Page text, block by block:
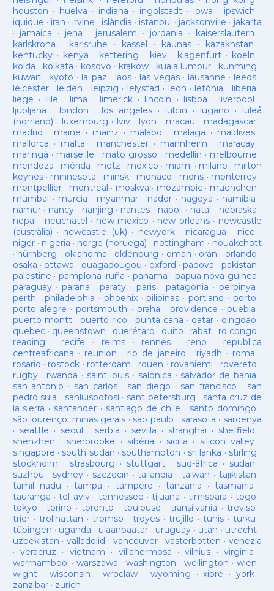
houston · huelva · indiana · ingolstadt· iowa · ipswich ·
iquique · iran · irvine · islàndia · istanbul · jacksonville · jakarta
· jamaica · jena · jerusalem · jordania · kaiserslautern ·
karlskrona · karlsruhe · kassel · kaunas· kazakhstan ·
kentucky· kenya · kettering · kiev· klagenfurt · koeln ·
kolda · kolkata · kosovo · krakow· kuala lumpur · kunming ·
kuwait· kyoto · la paz · laos· las vegas· lausanne · leeds ·
leicester· leiden · leipzig · lelystad · leon · letònia · liberia ·
liege · lille · lima · limerick· lincoln · lisboa · liverpool ·
ljubljana · london · los angeles· lublin · lugano · luleå
(norrland) · luxemburg · lviv · lyon · macau · madagascar·
madrid · maine · mainz · malabo · malaga · maldives·
mallorca · malta · manchester· mannheim · maracay·
maringá · marseille · mato grosso · medellín · melbourne ·
mendoza · mérida · metz · mexico · miami · milano · milton
keynes· minnesota · minsk · monaco · mons · monterrey ·
montpellier· montreal · moskva · mozambic· muenchen ·
mumbai · murcia · myanmar· nador · nagoya · namibia ·
namur· nancy · nanjing · nantes · napoli · natal · nebraska ·
nepal · neuchatel · new mexico · new orleans· newcastle
(austràlia) · newcastle (uk) · newyork· nicaragua · nice ·
niger· nigeria · norge (noruega) · nottingham · nouakchott
· nürnberg · oklahoma · oldenburg · oman · oran · orlando ·
osaka · ottawa · ouagadougou · oxford ·padova ·pakistan ·
palestine · pamplona iruña · panama · papua nova guinea ·
paraguay· parana ·paraty · paris·patagonia · perpinya ·
perth ·philadelphia · phoenix·pilipinas ·portland · porto ·
porto alegre ·portsmouth ·praha · providence ·puebla ·
puerto montt· puerto rico ·punta cana · qatar · qingdao ·
quebec· queenstown · querétaro · quito · rabat · rd congo ·
reading · recife · reims· rennes · reno · republica
centreafricana · reunion · rio de janeiro · riyadh · roma ·
rosario · rostock · rotterdam · rouen · rovaniemi · rovereto ·
rugby· rwanda · saint louis · salonica · salvador de bahia ·
san antonio · san carlos· san diego · san francisco · san
pedro sula · sanluispotosí· sant petersburg · santa cruz de
la sierra · santander · santiago de chile · santo domingo ·
são lourenço, minas gerais · sao paulo · sarasota · sardenya
· seattle · seoul · serbia · sevilla · shanghai · sheffield ·
shenzhen · sherbrooke · sibèria · sicilia · silicon valley ·
singapore · south sudan · southampton · sri lanka · stirling ·
stockholm · strasbourg · stuttgart· sud-âfrica · sudan ·
suzhou · sydney · szczecin ·tailandia ·taiwan · tajikistan ·
tamil nadu ·tampa · tampere · tanzania ·tasmania ·
tauranga ·tel aviv· tennessee ·tijuana ·timisoara ·togo ·
tokyo ·torino ·toronto ·toulouse ·transilvania ·treviso ·
trier· trollhattan · tromso · troyes·trujillo ·tunis ·turku ·
tübingen · uganda · ulaanbaatar · uruguay · utah · utrecht ·
uzbekistan · valladolid · vancouver· vasterbotten · venezia
· veracruz · vietnam · villahermosa ·vilnius ·virginia ·
warrnambool ·warszawa ·washington · wellington · wien ·
wight· wisconsin ·wroclaw · wyoming ·xipre · york·
zanzibar· zurich ·